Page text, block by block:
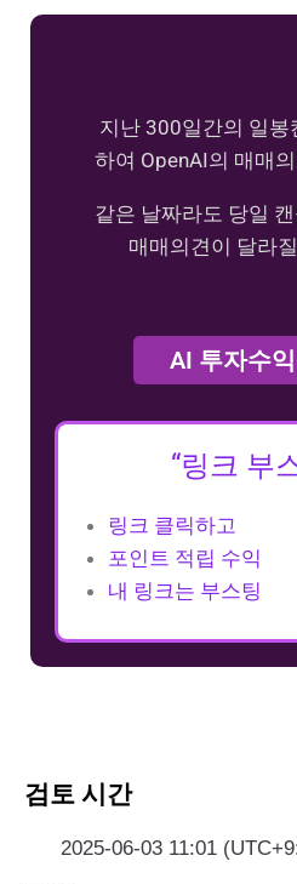
지난 300일간의 일봉
하여 OpenAI의 매매
같은 날짜라도 당일
매매의견이 달라
AI 투자수
“링크 부
링크 클릭하고
포인트 적립 수익
내 링크는 부스팅
검토 시간
2025-06-03 11:01